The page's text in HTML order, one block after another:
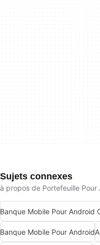
Sujets connexes
à propos de Portefeuille Pour
Banque Mobile Pour Android
Banque Mobile Pour Android